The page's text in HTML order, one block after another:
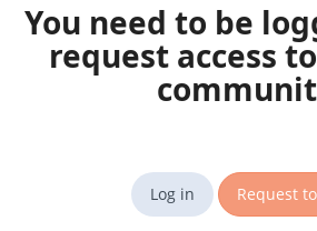
You need to be
request access
Log in Request